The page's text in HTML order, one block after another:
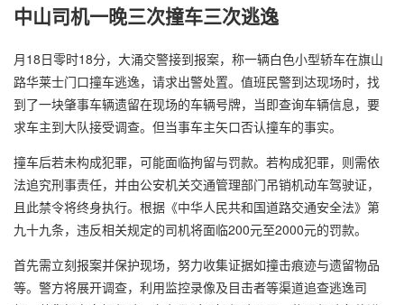
中山司机一晚三次撞车三次逃逸
月18日零时18分，大涌交警接到报案，称一辆白色小型轿车在旗山
路华莱士门口撞车逃逸，请求出警处置。值班民警到达现场时，找
到了一块肇事车辆遗留在现场的车辆号牌，当即查询车辆信息，要
求车主到大队接受调查。但当事车主矢口否认撞车的事实。
撞车后若未构成犯罪，可能面临拘留与罚款。若构成犯罪，则需依
法追究刑事责任，并由公安机关交通管理部门吊销机动车驾驶证，
且此禁令将终身执行。根据《中华人民共和国道路交通安全法》第
九十九条，违反相关规定的司机将面临200元至2000元的罚款。
首先需立刻报案并保护现场，努力收集证据如撞击痕迹与遗留物品
等。警方将展开调查，利用监控录像及目击者等渠道追查逃逸司